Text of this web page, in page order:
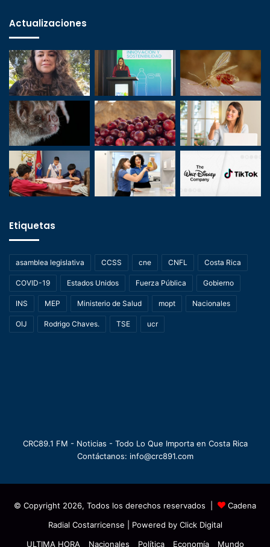
Actualizaciones
Etiquetas
asamblea legislativa CCSS cne CNFL Costa Rica
COVID-19 Estados Unidos Fuerza Pública Gobierno
INS MEP Ministerio de Salud mopt Nacionales
OIJ Rodrigo Chaves. TSE ucr
CRC89.1 FM - Noticias - Todo Lo Que Importa en Costa Rica
Contáctanos: info@crc891.com
© Copyright 2026, Todos los derechos reservados |
Cadena
Radial Costarricense | Powered by Click Digital
ULTIMA HORA
Nacionales Política Economía Mundo